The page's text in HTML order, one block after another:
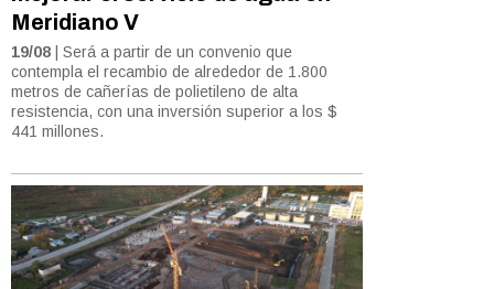
Meridiano V
19/08 | Será a partir de un convenio que
contempla el recambio de alrededor de 1.800
metros de cañerías de polietileno de alta
resistencia, con una inversión superior a los $
441 millones.